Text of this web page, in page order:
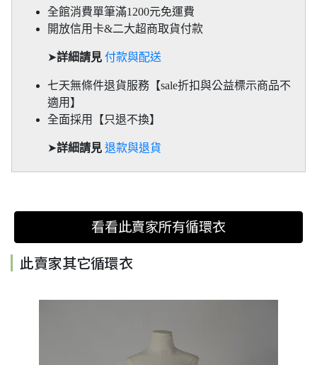
全館消費單筆滿1200元免運費
開放信用卡&二大超商取貨付款
➤詳細請見 付款與配送
七天無條件退貨服務【sale折扣與公益標示商品不
適用】
全面採用【只退不換】
➤詳細請見 退款與退貨
看看此賣家所有循環衣
此賣家其它循環衣